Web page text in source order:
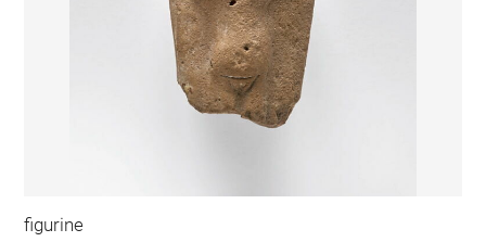
figurine